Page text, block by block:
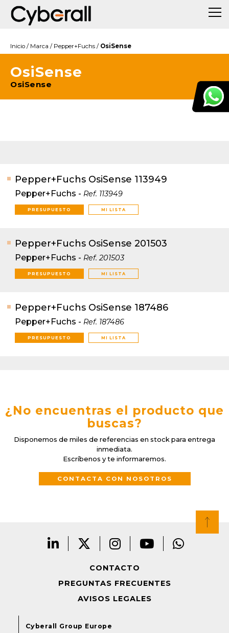
Inicio / Marca / Pepper+Fuchs / OsiSense
OsiSense
OsiSense
Pepper+Fuchs OsiSense 113949
Pepper+Fuchs - Ref. 113949
PRESUPUESTO MI LISTA
Pepper+Fuchs OsiSense 201503
Pepper+Fuchs - Ref.201503
PRESUPUESTO MI LISTA
Pepper+Fuchs OsiSense 187486
Pepper+Fuchs - Ref. 187486
PRESUPUESTO MI LISTA
¿No encuentras el producto que
buscas?
Disponemos de miles de referencias en stock para entrega
inmediata.
Escríbenos y te informaremos.
CONTACTA CON NOSOTROS
CONTACTO
PREGUNTAS FRECUENTES
AVISOS LEGALES
Cyberall Group Europe